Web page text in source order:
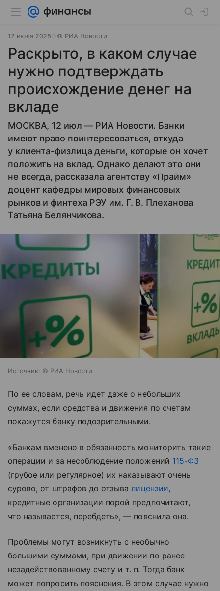
12 июля 2025 © РИА Новости
Раскрыто, в каком случае
нужно подтверждать
происхождение денег на
вкладе
МОСКВА, 12 июл — РИА Новости. Банки
имеют право поинтересоваться, откуда
у клиента-физлица деньги, которые он хочет
положить на вклад. Однако делают это они
не всегда, рассказала агентству «Прайм»
доцент кафедры мировых финансовых
рынков и финтеха РЭУ им. Г. В. Плеханова
Татьяна Белянчикова.
Источник: © РИА Новости
По ее словам, речь идет даже о небольших
суммах, если средства и движения по счетам
покажутся банку подозрительными.
«Банкам вменено в обязанность мониторить такие
операции и за несоблюдение положений 115-ФЗ
(грубое или регулярное) их наказывают очень
сурово, от штрафов до отзыва лицензии,
кредитные организации порой предпочитают,
что называется, перебдеть», — пояснила она.
Проблемы могут возникнуть с необычно
большими суммами, при движении по ранее
незадействованному счету и т. п. Тогда банк
может попросить пояснения. В этом случае нужно